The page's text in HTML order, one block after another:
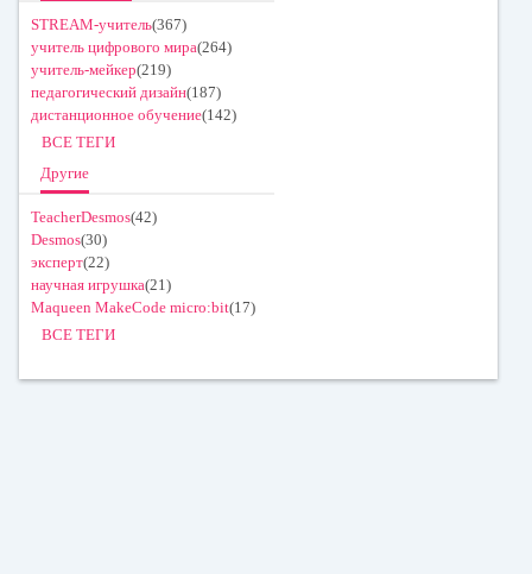
STREAM-учитель(367)
учитель цифрового мира(264)
учитель-мейкер(219)
педагогический дизайн(187)
дистанционное обучение(142)
ВСЕ ТЕГИ
Другие
TeacherDesmos(42)
Desmos(30)
эксперт(22)
научная игрушка(21)
Maqueen MakeCode micro:bit(17)
ВСЕ ТЕГИ